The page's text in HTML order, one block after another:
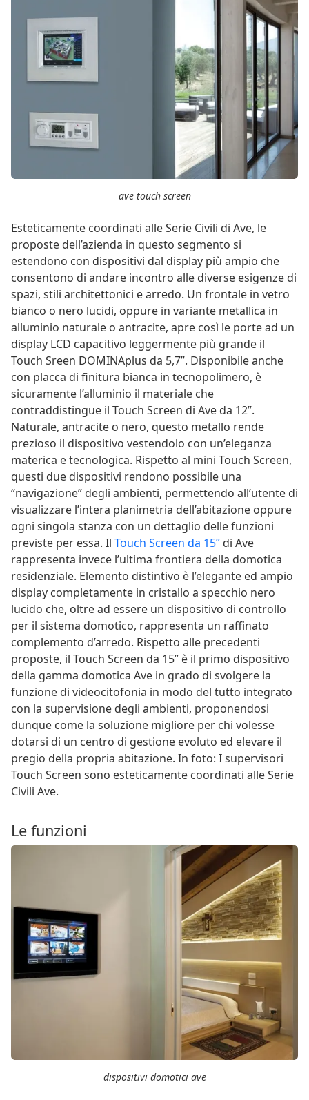
ave touch screen
Esteticamente coordinati alle Serie Civili di Ave, le
proposte dell’azienda in questo segmento si
estendono con dispositivi dal display più ampio che
consentono di andare incontro alle diverse esigenze di
spazi, stili architettonici e arredo. Un frontale in vetro
bianco o nero lucidi, oppure in variante metallica in
alluminio naturale o antracite, apre così le porte ad un
display LCD capacitivo leggermente più grande il
Touch Sreen DOMINAplus da 5,7”. Disponibile anche
con placca di finitura bianca in tecnopolimero, è
sicuramente l’alluminio il materiale che
contraddistingue il Touch Screen di Ave da 12”.
Naturale, antracite o nero, questo metallo rende
prezioso il dispositivo vestendolo con un’eleganza
materica e tecnologica. Rispetto al mini Touch Screen,
questi due dispositivi rendono possibile una
“navigazione” degli ambienti, permettendo all’utente di
visualizzare l’intera planimetria dell’abitazione oppure
ogni singola stanza con un dettaglio delle funzioni
previste per essa. Il Touch Screen da 15” di Ave
rappresenta invece l’ultima frontiera della domotica
residenziale. Elemento distintivo è l’elegante ed ampio
display completamente in cristallo a specchio nero
lucido che, oltre ad essere un dispositivo di controllo
per il sistema domotico, rappresenta un raffinato
complemento d’arredo. Rispetto alle precedenti
proposte, il Touch Screen da 15” è il primo dispositivo
della gamma domotica Ave in grado di svolgere la
funzione di videocitofonia in modo del tutto integrato
con la supervisione degli ambienti, proponendosi
dunque come la soluzione migliore per chi volesse
dotarsi di un centro di gestione evoluto ed elevare il
pregio della propria abitazione. In foto: I supervisori
Touch Screen sono esteticamente coordinati alle Serie
Civili Ave.
Le funzioni
dispositivi domotici ave